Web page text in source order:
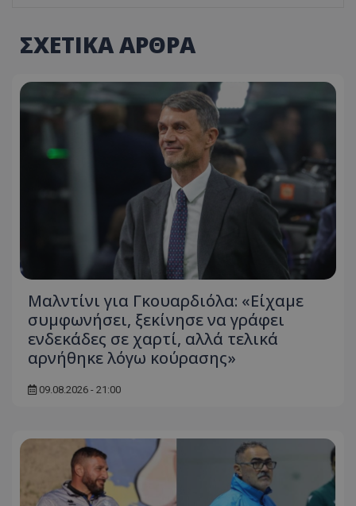
ΣΧΕΤΙΚΑ ΑΡΘΡΑ
Μαλντίνι για Γκουαρδιόλα: «Είχαμε
συμφωνήσει, ξεκίνησε να γράφει
ενδεκάδες σε χαρτί, αλλά τελικά
αρνήθηκε λόγω κούρασης»
09.08.2026 - 21:00